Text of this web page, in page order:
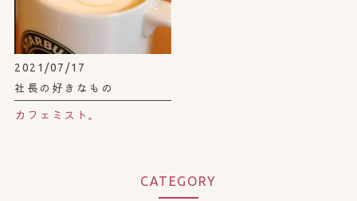
2021/07/17
社長の好きなもの
カフェミスト。
CATEGORY